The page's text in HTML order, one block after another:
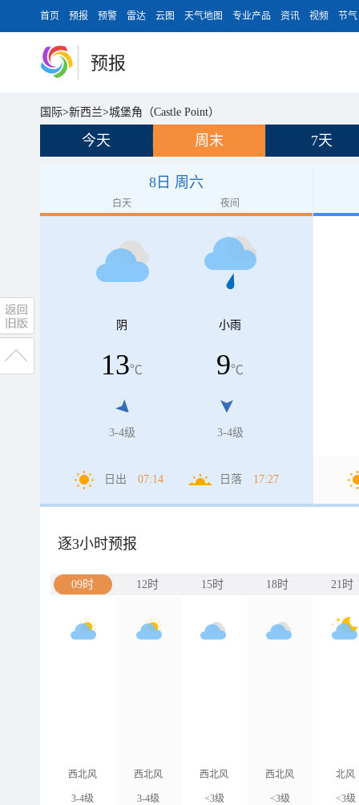
首页 预报 预警 雷达 云图 天气地图 专业产品 资讯 视频 节气
预报
国际>新西兰>城堡角（Castle Point）
今天 周末 7天
8日 周六
白天 夜间
阴
13℃
3-4级
小雨
9℃
3-4级
日出 07:14 日落 17:27
逐3小时预报
09时 12时 15时 18时 21时
西北风
3-4级
西北风
3-4级
西北风
<3级
西北风
<3级
北风
<3级